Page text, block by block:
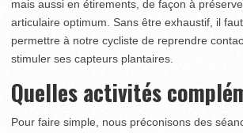
mais aussi en étirements, de façon à
articulaire optimum. Sans être exhaustif, il
permettre à notre cycliste de reprendre
stimuler ses capteurs plantaires.
Quelles activités
Pour faire simple, nous préconisons des